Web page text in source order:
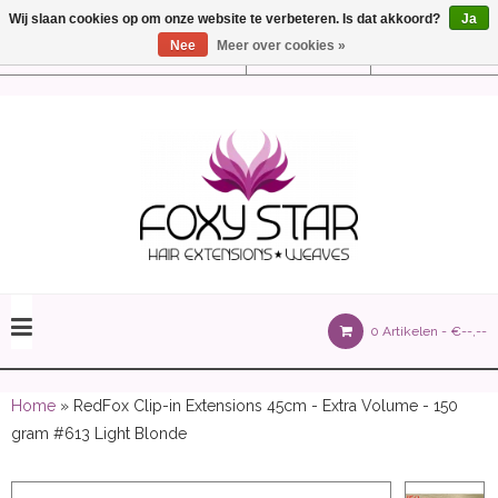
0 Artikelen - €--,--
150 gram)
Home » RedFox Clip-in Extensions 45cm - Extra Volume - 150
gram #613 Light Blonde
Wij slaan cookies op om onze website te verbeteren. Is dat akkoord?
Ja
Nee
Meer over cookies »